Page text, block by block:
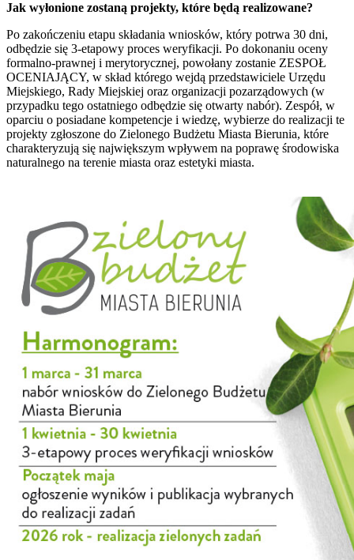
Jak wyłonione zostaną projekty, które będą realizowane?
Po zakończeniu etapu składania wniosków, który potrwa 30 dni,
odbędzie się 3-etapowy proces weryfikacji. Po dokonaniu oceny
formalno-prawnej i merytorycznej, powołany zostanie ZESPOŁ
OCENIAJĄCY, w skład którego wejdą przedstawiciele Urzędu
Miejskiego, Rady Miejskiej oraz organizacji pozarządowych (w
przypadku tego ostatniego odbędzie się otwarty nabór). Zespół, w
oparciu o posiadane kompetencje i wiedzę, wybierze do realizacji te
projekty zgłoszone do Zielonego Budżetu Miasta Bierunia, które
charakteryzują się największym wpływem na poprawę środowiska
naturalnego na terenie miasta oraz estetyki miasta.